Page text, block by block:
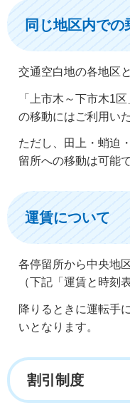
同じ地区内での
交通空白地の各地区
「上市木～下市木1
の移動にはご利用い
ただし、田上・蛸迫
留所への移動は可能で
運賃について
各停留所から中央地
（下記「運賃と時刻
降りるときに運転手
いとなります。
割引制度